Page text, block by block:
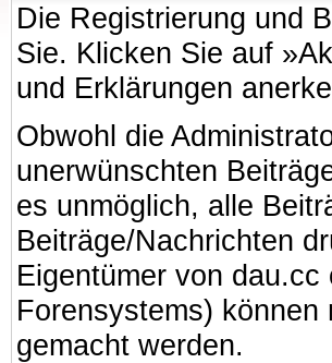
Die Registrierung und
Sie. Klicken Sie auf
und Erklärungen
Obwohl die
unerwünschten
es unmöglich, alle
Beiträge/Nachrichten
Eigentümer von
Forensystems)
gemacht werden.